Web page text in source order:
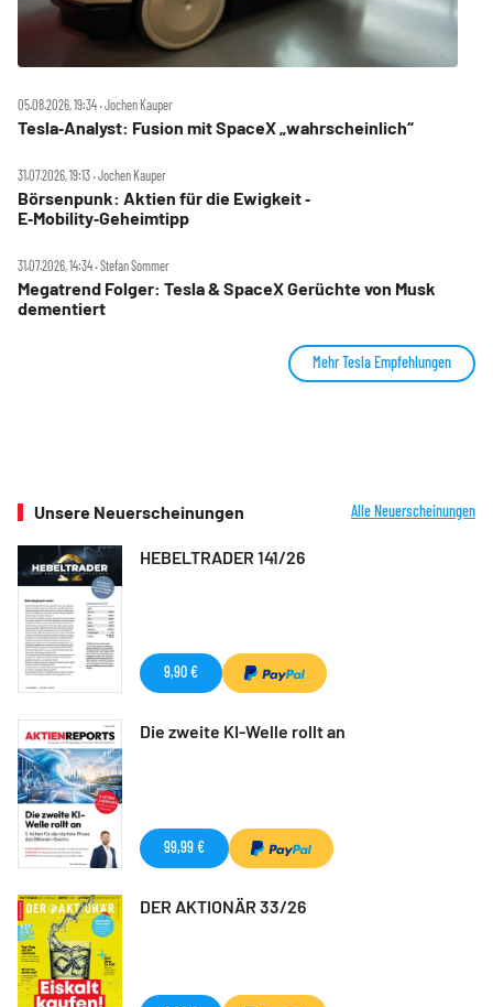
05.08.2026, 19:34 ‧ Jochen Kauper
Tesla‑Analyst: Fusion mit SpaceX „wahrscheinlich“
31.07.2026, 19:13 ‧ Jochen Kauper
Börsenpunk: Aktien für die Ewigkeit ‑
E‑Mobility‑Geheimtipp
31.07.2026, 14:34 ‧ Stefan Sommer
Megatrend Folger: Tesla & SpaceX Gerüchte von Musk
dementiert
Mehr Tesla Empfehlungen
Unsere Neuerscheinungen Alle Neuerscheinungen
HEBELTRADER 141/26
9,90 €
Die zweite KI-Welle rollt an
99,99 €
DER AKTIONÄR 33/26